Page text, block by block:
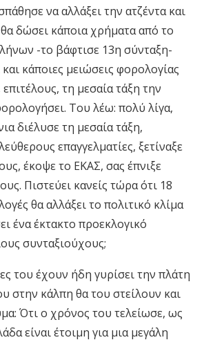
να αλλάξει την ατζέντα και
θα δώσει κάποια χρήματα από το
-το βάφτισε 13η σύνταξη-
κάποιες μειώσεις φορολογίας
τη μεσαία τάξη την
Του λέω: πολύ λίγα,
διέλυσε τη μεσαία τάξη,
επαγγελματίες, ξετίναξε
έκοψε το ΕΚΑΣ, σας έπνιξε
Πιστεύει κανείς τώρα ότι 18
θα αλλάξει το πολιτικό κλίμα
ένα έκτακτο προεκλογικό
συνταξιούχους;
του έχουν ήδη γυρίσει την πλάτη
στην κάλπη θα του στείλουν και
Ότι ο χρόνος του τελείωσε, ως
είναι έτοιμη για μια μεγάλη